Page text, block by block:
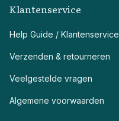
Klantenservice
Help Guide / Klantenservice
Verzenden & retourneren
Veelgestelde vragen
Algemene voorwaarden